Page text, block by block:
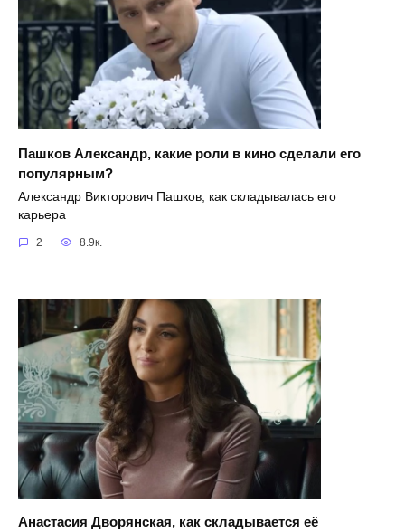
Пашков Александр, какие роли в кино сделали его
популярным?
Александр Викторович Пашков, как складывалась его
карьера
2 8.9к.
Анастасия Дворянская, как складывается её